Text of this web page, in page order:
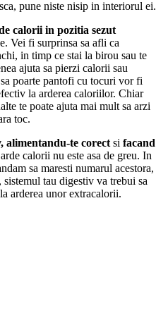
pune niste nisip in interiorul ei.
calorii in pozitia sezut
Vei fi surprinsa sa afli ca
in timp ce stai la birou sau te
ajuta sa pierzi calorii sau
poarte pantofi cu tocuri vor fi
la arderea caloriilor. Chiar
te poate ajuta mai mult sa arzi
toc.
alimentandu-te corect si facand
calorii nu este asa de greu. In
sa maresti numarul acestora,
tau digestiv va trebui sa
arderea unor extracalorii.